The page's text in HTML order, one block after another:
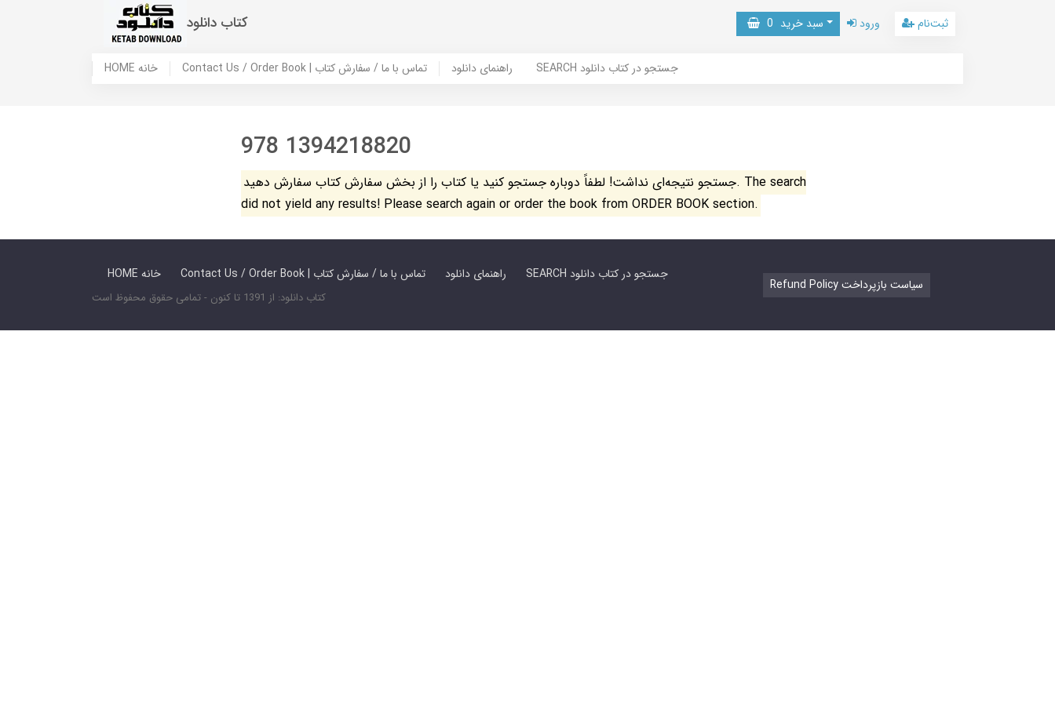
کتاب دانلود سبد خرید 0 ورود ثبت‌نام
HOME خانه Contact Us / Order Book | تماس با ما / سفارش کتاب راهنمای دانلود SEARCH جستجو در کتاب دانلود
978 1394218820
جستجو نتیجه‌ای نداشت! لطفاً دوباره جستجو کنید یا کتاب را از بخش سفارش کتاب سفارش دهید. The search
did not yield any results! Please search again or order the book from ORDER BOOK section.
HOME خانه Contact Us / Order Book | تماس با ما / سفارش کتاب راهنمای دانلود SEARCH جستجو در کتاب دانلود
کتاب دانلود: از 1391 تا کنون - تمامی حقوق محفوظ است
Refund Policy سیاست بازپرداخت